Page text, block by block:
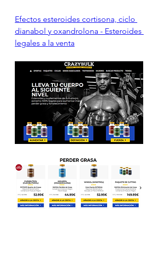
Efectos esteroides cortisona, ciclo
dianabol y oxandrolona - Esteroides
legales a la venta